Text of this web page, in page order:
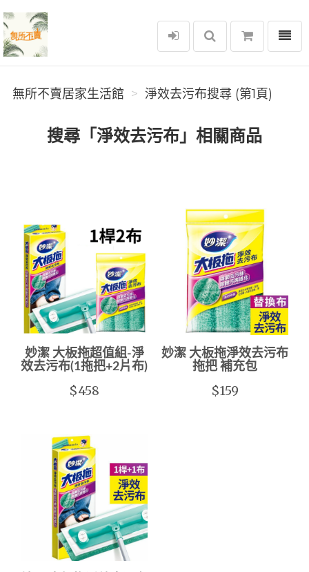
無所不賣居家生活館
選單
無所不賣居家生活館 淨效去污布搜尋 (第1頁)
搜尋「淨效去污布」相關商品
妙潔 大板拖超值組-淨
效去污布(1拖把+2片布)
$458
妙潔 大板拖淨效去污布
拖把 補充包
$159